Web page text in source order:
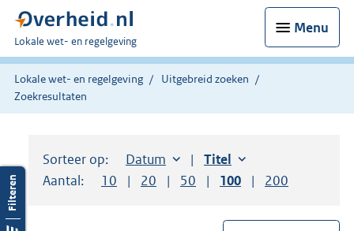
Menu
U
bent
hier:
Lokale wet- en regelgeving
Lokale wet- en regelgeving
Uitgebreid zoeken
Zoekresultaten
Sorteer op: Sorteer op:
Datum aflopendSorteer op:
Titel oplopend
Aantal:
Toon
10 resultaten per pagina
Toon
20 resultaten per pagina
Toon
50 resultaten per pagina
Toon
100 resultaten per
Toon
200